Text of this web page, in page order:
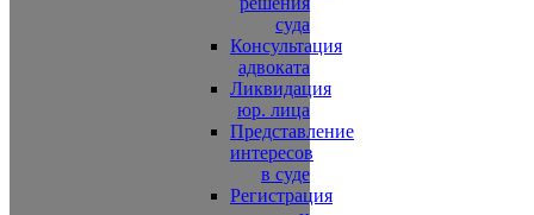
суда
Консультация
адвоката
Ликвидация
юр. лица
Представление
интересов
в суде
Регистрация